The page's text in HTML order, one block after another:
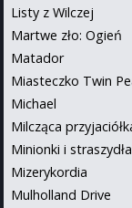
Listy z Wilczej
Martwe zło: Ogień
Matador
Miasteczko Twin
Michael
Milcząca
Minionki i straszydła
Mizerykordia
Mulholland Drive